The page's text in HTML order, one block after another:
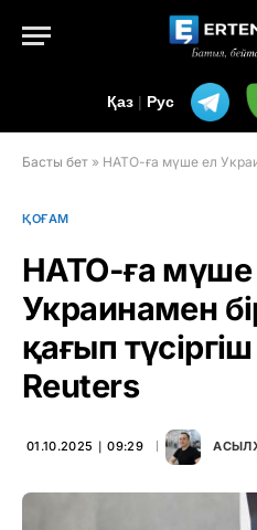
Қаз | Рус
Басты бет » НАТО-ға мүше ел Украинамен
ҚОҒАМ
НАТО-ға мүше
Украинамен
қағып
Reuters
01.10.2025 ∣ 09:29